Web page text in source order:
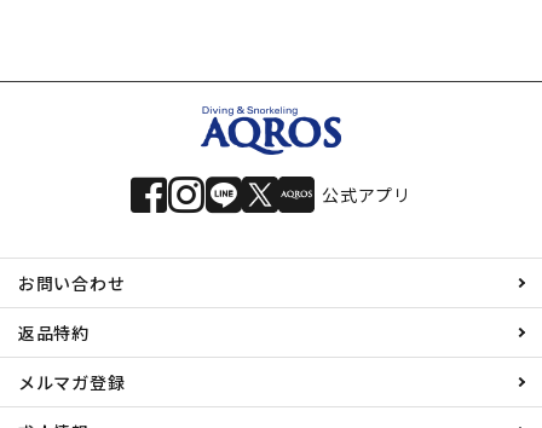
公式アプリ
お問い合わせ
返品特約
メルマガ登録